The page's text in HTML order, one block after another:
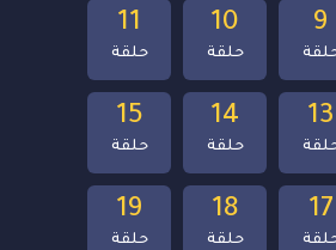
19
حلقة
18
حلقة
17
15
حلقة
14
حلقة
13
11
حلقة
10
حلقة
9